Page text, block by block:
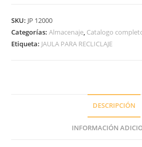
SKU: JP 12000
Categorías:Almacenaje Catalogo
Etiqueta: JAULA PARA RECLICLAJE
DESCRIPCIÓN
INFORMACIÓN